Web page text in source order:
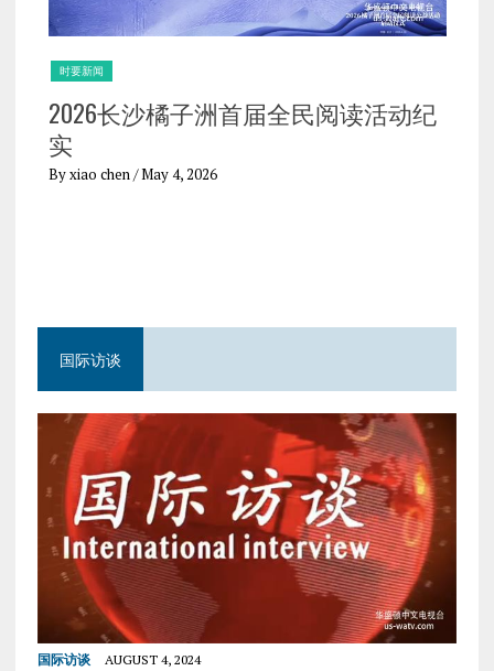
时要新闻
2026长沙橘子洲首届全民阅读活动纪
实
By xiao chen/ May 4, 2026
国际访谈
国际访谈 AUGUST 4, 2024